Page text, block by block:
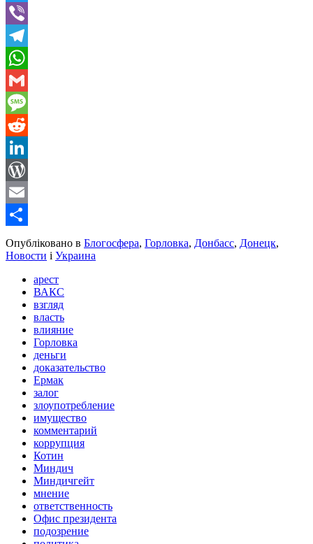
Twitter
Viber
Telegram
WhatsApp
Gmail
Message
Reddit
LinkedIn
WordPress
Email
Share
Опубліковано в Блогосфера, Горловка, Донбасс, Донецк,
Новости і Украина
арест
ВАКС
взгляд
власть
влияние
Горловка
деньги
доказательство
Ермак
залог
злоупотребление
имущество
комментарий
коррупция
Котин
Миндич
Миндичгейт
мнение
ответственность
Офис президента
подозрение